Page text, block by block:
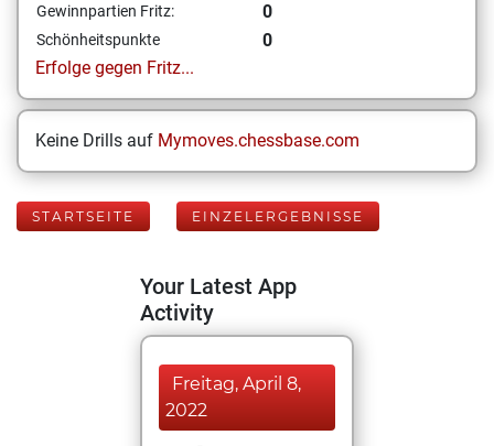
Gewinnpartien Fritz: 0
Schönheitspunkte
0
Erfolge gegen Fritz...
Keine Drills auf Mymoves.chessbase.com
STARTSEITE EINZELERGEBNISSE
Your Latest App
Activity
Freitag, April 8,
2022